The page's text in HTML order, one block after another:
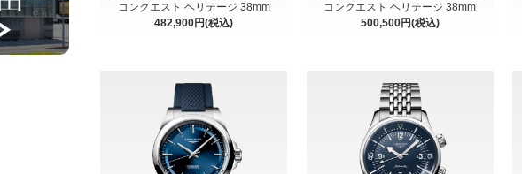
コンクエスト ヘリテージ 38mm
482,900円(税込)
コンクエスト ヘリテージ 38mm
500,500円(税込)